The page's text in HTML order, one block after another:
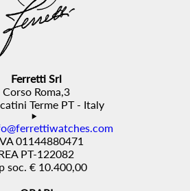
Ferretti Srl
Corso Roma,3
Terme PT - Italy
01144880471
PT-122082
soc. € 10.400,00